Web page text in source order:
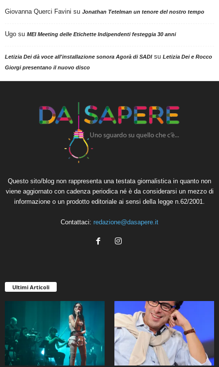
Giovanna Querci Favini su Jonathan Tetelman un tenore del nostro tempo
Ugo su MEI Meeting delle Etichette Indipendenti festeggia 30 anni
Letizia Dei dà voce all'installazione sonora Agorà di SADIsu Letizia Dei e Rocco
Giorgi presentano il nuovo disco
Questo sito/blog non rappresenta una testata giornalistica in quanto non
viene aggiornato con cadenza periodica né è da considerarsi un mezzo di
informazione o un prodotto editoriale ai sensi della legge n.62/2001.
Contattaci: redazione@dasapere.it
Ultimi Articoli